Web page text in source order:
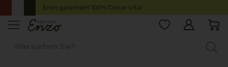
Enzo garantiert 100% Dolce-Vita!